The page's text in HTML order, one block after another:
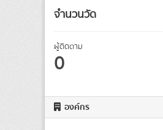
จำนวนวัด
ผู้ติดตาม
0
องค์กร